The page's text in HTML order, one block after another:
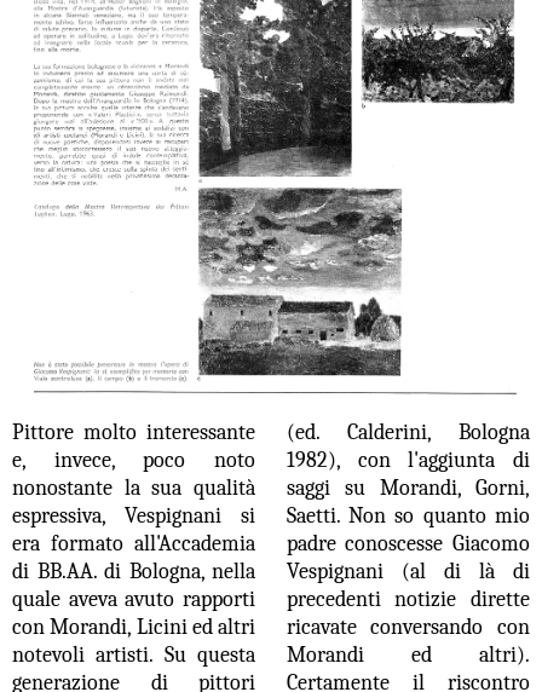
Pittore molto interessante
e, invece, poco noto
nonostante la sua qualità
espressiva, Vespignani si
era formato all'Accademia
di BB.AA. di Bologna, nella
quale aveva avuto rapporti
con Morandi, Licini ed altri
notevoli artisti. Su questa
generazione di pittori
(ed. Calderini, Bologna
1982), con l'aggiunta di
saggi su Morandi, Gorni,
Saetti. Non so quanto mio
padre conoscesse Giacomo
Vespignani (al di là di
precedenti notizie dirette
ricavate conversando con
Morandi ed altri).
Certamente il riscontro